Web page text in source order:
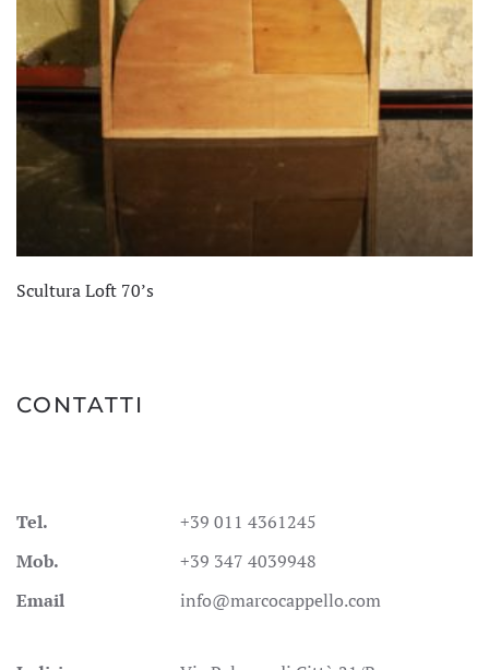
Scultura Loft 70’s
CONTATTI
Tel.
+39 011 4361245
Mob.
+39 347 4039948
Email
info@marcocappello.com